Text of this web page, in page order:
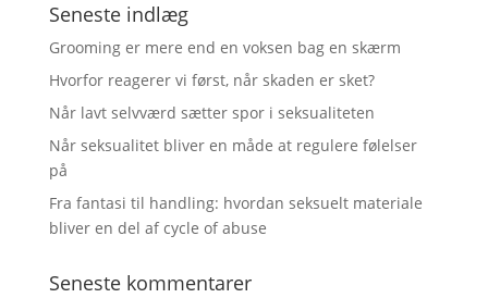
Seneste indlæg
Grooming er mere end en voksen bag en skærm
Hvorfor reagerer vi først, når skaden er sket?
Når lavt selvværd sætter spor i seksualiteten
Når seksualitet bliver en måde at regulere følelser
på
Fra fantasi til handling: hvordan seksuelt materiale
bliver en del af cycle of abuse
Seneste kommentarer